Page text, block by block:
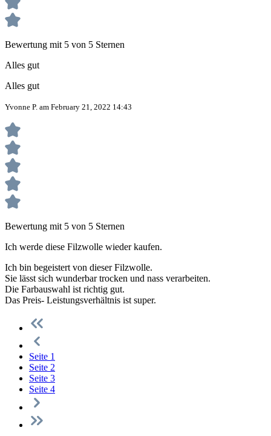
Bewertung mit 5 von 5 Sternen
Alles gut
Alles gut
Yvonne P. am February 21, 2022 14:43
Bewertung mit 5 von 5 Sternen
Ich werde diese Filzwolle wieder kaufen.
Ich bin begeistert von dieser Filzwolle.
Sie lässt sich wunderbar trocken und nass verarbeiten.
Die Farbauswahl ist richtig gut.
Das Preis- Leistungsverhältnis ist super.
Seite 1
Seite 2
Seite 3
Seite 4